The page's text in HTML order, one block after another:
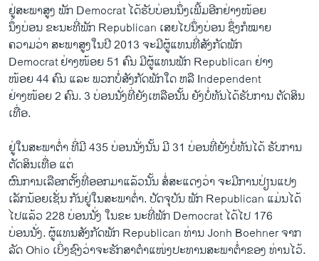
ພາສາຕ່າງໆ
ຢູ່ສະພາສູງ ພັກ Democrat ໄດ້ຮັບບ່ອນນຶ່ງເພີ້ມອີກຢ່າງໜ້ອຍ
ນຶ່ງບ່ອນ ຂະນະທີ່ພັກ Republican ເສຍໄປນຶ່ງບ່ອນ ຊຶ່ງກໍໝາຍ
ຄວາມວ່າ ສະພາສູງໃນປີ 2013 ຈະມີຜູ້ແທນທີ່ສັງກັດພັກ
Democrat ຢ່າງໜ້ອຍ 51 ຄົນ ມີຜູ້ແທນພັກ Republican ຢ່າງ
ໜ້ອຍ 44 ຄົນ ແລະ ພວກບໍ່ສັງກັດພັກໃດ ຫລື Independent
ຢ່າງໜ້ອຍ 2 ຄົນ. 3 ບ່ອນນັ່ງທີ່ຍັງເຫລືອນັ້ນ ຍັງບໍ່ທັນໄດ້ຮັບການ ຕັດສິນ
ເທື່ອ.
ຢູ່ໃນສະພາຕໍ່າ ທີ່ມີ 435 ບ່ອນນັ່ງນັ້ນ ມີ 31 ບ່ອນທີ່ຍັງບໍ່ທັນໄດ້ ຮັບການ
ຕັດສິນເທື່ອ ແຕ່
ຜົນການເລືອກຕັ້ງທີ່ອອກມາແລ້ວນັ້ນ ສໍ່ສະແດງວ່າ ຈະມີການປ່ຽນແປງ
ເລັກນ້ອຍເຊັ່ນ ກັນຢູ່ໃນສະພາຕໍ່າ. ປັດຈຸບັນ ພັກ Republican ແມ່ນໄດ້
ໄປແລ້ວ 228 ບ່ອນນັ່ງ ໃນຂະ ນະທີ່ພັກ Democrat ໄດ້ໄປ 176
ບ່ອນນັ່ງ. ຜູ້ແທນສັງກັດພັກ Republican ທ່ານ Jonh Boehner ຈາກ
ລັດ Ohio ເບິ່ງຊົງວ່າຈະຮັກສາຕໍາແໜ່ງປະທານສະພາຕໍ່າຂອງ ທ່ານໄວ້.